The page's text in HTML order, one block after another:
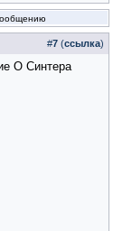
#7 (ссылка)
О Синтера